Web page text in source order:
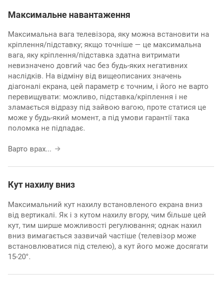
Максимальне навантаження
Максимальна вага телевізора, яку можна встановити на
кріплення/підставку; якщо точніше — це максимальна
вага, яку кріплення/підставка здатна витримати
невизначено довгий час без будь-яких негативних
наслідків. На відміну від вищеописаних значень
діагоналі екрана, цей параметр є точним, і його не варто
перевищувати: можливо, підставка/кріплення і не
зламається відразу під зайвою вагою, проте статися це
може у будь-який момент, а під умови гарантії така
поломка не підпадає.
Варто врах...
Кут нахилу вниз
Максимальний кут нахилу встановленого екрана вниз
від вертикалі. Як і з кутом нахилу вгору, чим більше цей
кут, тим ширше можливості регулювання; однак нахил
вниз вимагається зазвичай частіше (телевізор може
встановлюватися під стелею), а кут його може досягати
15-20°.